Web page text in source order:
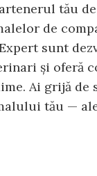
tău
de
sunt
și oferă
Ai grijă de
tău —